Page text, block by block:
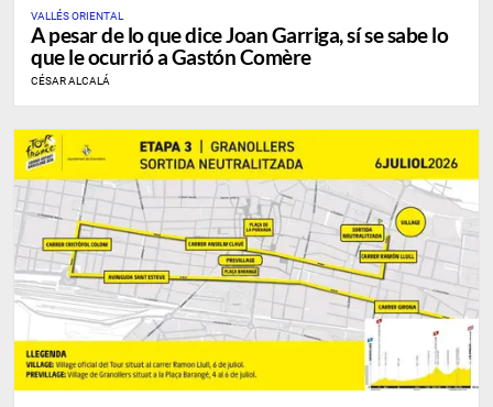
VALLÉS ORIENTAL
A pesar de lo que dice Joan Garriga, sí se sabe lo
que le ocurrió a Gastón Comère
CÉSAR ALCALÁ